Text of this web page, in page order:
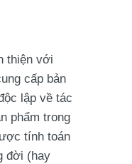
thiện với
cấp bản
lập về tác
phẩm trong
tính toán
đời (hay